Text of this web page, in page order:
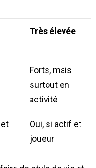
Très élevée
Forts, mais
surtout en
activité
et
Oui, si actif et
joueur